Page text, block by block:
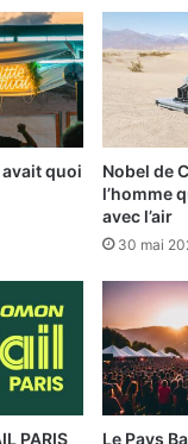
avait quoi
Nobel de
l’homme
avec l’air
30 mai
PARIS Le Pays